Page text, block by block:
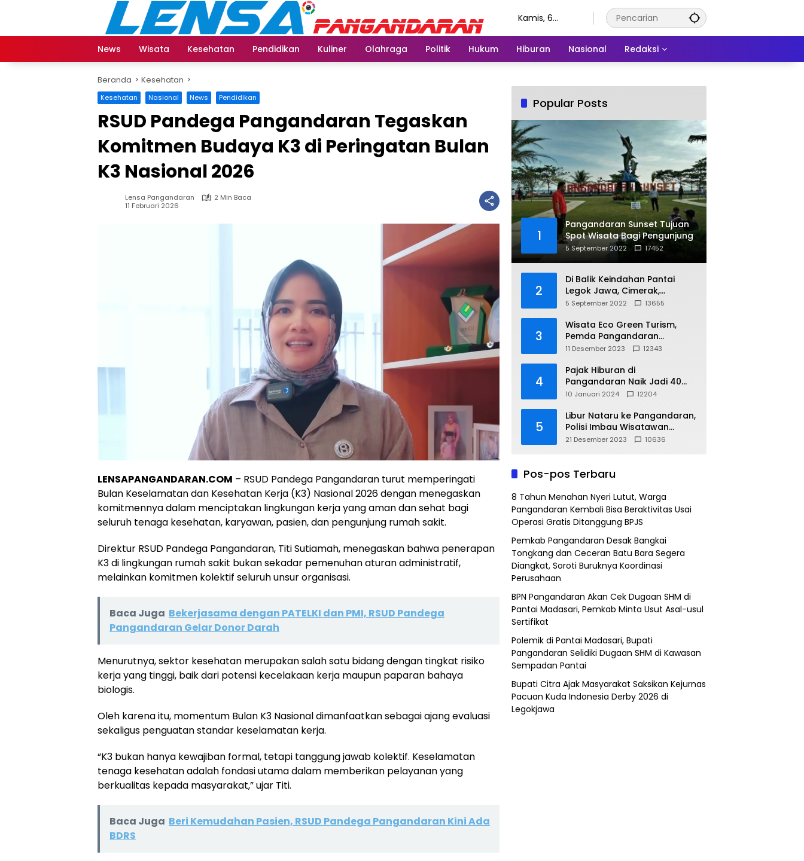
Kamis, 6
News
Wisata Kesehatan Pendidikan Kuliner Olahraga Politik Hukum Hiburan Nasional Redaksi
Beranda Kesehatan
Kesehatan Nasional News Pendidikan
RSUD Pandega Pangandaran Tegaskan
Komitmen Budaya K3 di Peringatan Bulan
K3 Nasional 2026
Lensa Pangandaran
2 Min Baca
11 Februari 2026
LENSAPANGANDARAN.COM – RSUD Pandega Pangandaran turut memperingati
Bulan Keselamatan dan Kesehatan Kerja (K3) Nasional 2026 dengan menegaskan
komitmennya dalam menciptakan lingkungan kerja yang aman dan sehat bagi
seluruh tenaga kesehatan, karyawan, pasien, dan pengunjung rumah sakit.
Direktur RSUD Pandega Pangandaran, Titi Sutiamah, menegaskan bahwa penerapan
K3 di lingkungan rumah sakit bukan sekadar pemenuhan aturan administratif,
melainkan komitmen kolektif seluruh unsur organisasi.
Baca Juga Bekerjasama dengan PATELKI dan PMI, RSUD Pandega
Pangandaran Gelar Donor Darah
Menurutnya, sektor kesehatan merupakan salah satu bidang dengan tingkat risiko
kerja yang tinggi, baik dari potensi kecelakaan kerja maupun paparan bahaya
biologis.
Oleh karena itu, momentum Bulan K3 Nasional dimanfaatkan sebagai ajang evaluasi
sekaligus penguatan standar keselamatan kerja.
“K3 bukan hanya kewajiban formal, tetapi tanggung jawab kolektif. Keselamatan
tenaga kesehatan adalah fondasi utama dalam memberikan pelayanan yang
berkualitas kepada masyarakat,” ujar Titi.
Baca Juga Beri Kemudahan Pasien, RSUD Pandega Pangandaran Kini Ada
BDRS
Popular Posts
1
Pangandaran Sunset Tujuan
Spot Wisata Bagi Pengunjung
5 September 2022 17452
2
Di Balik Keindahan Pantai
Legok Jawa, Cimerak,
Pangandaran
5 September 2022 13655
3
Wisata Eco Green Turism,
Pemda Pangandaran
Gandeng PLN
11 Desember 2023 12343
4
Pajak Hiburan di
Pangandaran Naik Jadi 40
Persen
10 Januari 2024 12204
5
Libur Nataru ke Pangandaran,
Polisi Imbau Wisatawan
Gunakan Jalur Arteri
21 Desember 2023 10636
Pos-pos Terbaru
8 Tahun Menahan Nyeri Lutut, Warga
Pangandaran Kembali Bisa Beraktivitas Usai
Operasi Gratis Ditanggung BPJS
Pemkab Pangandaran Desak Bangkai
Tongkang dan Ceceran Batu Bara Segera
Diangkat, Soroti Buruknya Koordinasi
Perusahaan
BPN Pangandaran Akan Cek Dugaan SHM di
Pantai Madasari, Pemkab Minta Usut Asal-usul
Sertifikat
Polemik di Pantai Madasari, Bupati
Pangandaran Selidiki Dugaan SHM di Kawasan
Sempadan Pantai
Bupati Citra Ajak Masyarakat Saksikan Kejurnas
Pacuan Kuda Indonesia Derby 2026 di
Legokjawa